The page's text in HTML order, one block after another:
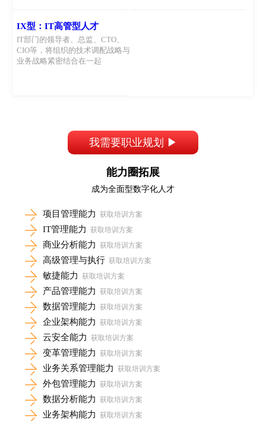
IX型：IT高管型人才
IT部门的领导者、总监、CTO、
CIO等，将组织的技术调配战略与
业务战略紧密结合在一起
我需要职业规划 ▶
能力圈拓展
成为全面型数字化人才
项目管理能力 获取培训方案
IT管理能力 获取培训方案
商业分析能力 获取培训方案
高级管理与执行 获取培训方案
敏捷能力 获取培训方案
产品管理能力 获取培训方案
数据管理能力 获取培训方案
企业架构能力 获取培训方案
云安全能力 获取培训方案
变革管理能力 获取培训方案
业务关系管理能力 获取培训方案
外包管理能力 获取培训方案
数据分析能力 获取培训方案
业务架构能力 获取培训方案